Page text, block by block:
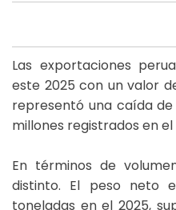
Las exportaciones
este 2025 con un valor
representó una caída de
millones registrados en el
En términos de
distinto. El peso neto
toneladas en el 2025,